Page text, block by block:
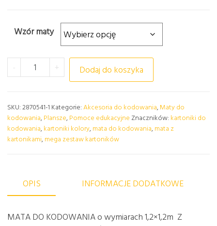
Wzór maty
- ilość MATA DO KODOWANIA + MEGA ZESTAW
+ Dodaj do koszyka
SKU:2870541-1 Kategorie:Akcesoria do kodowania,Maty do
kodowania,Plansze,Pomoce edukacyjne Znaczników: kartoniki do
kodowania,kartoniki kolory,mata do kodowania,mata z
kartonikami,mega zestaw kartoników
OPIS INFORMACJE DODATKOWE
MATA DO KODOWANIA o wymiarach 1,2×1,2m Z